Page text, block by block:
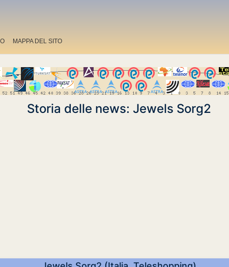
MAPPA DEL SITO
Storia delle news: Jewels Sorg2